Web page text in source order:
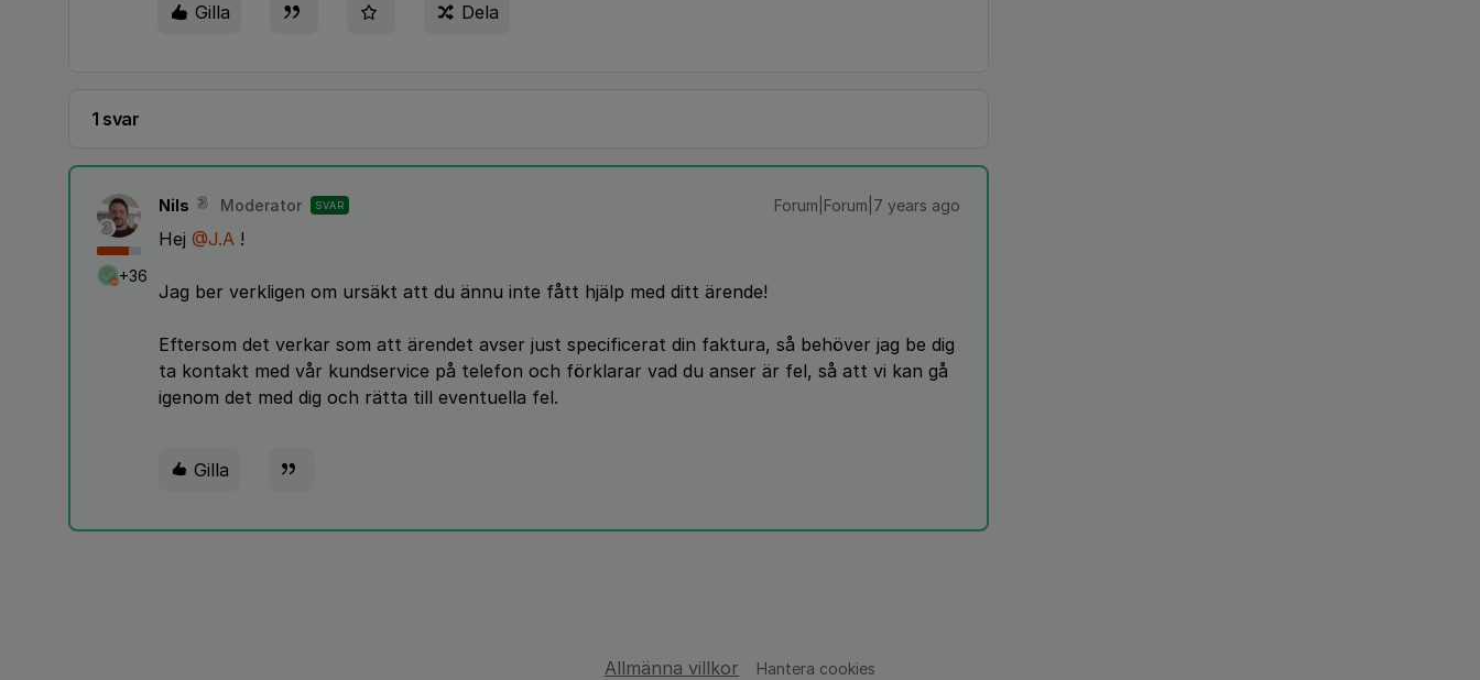
Gilla Dela
1 svar
+36
Nils Moderator SVAR Forum|Forum|7 years ago
Hej @J.A !
Jag ber verkligen om ursäkt att du ännu inte fått hjälp med ditt ärende!
Eftersom det verkar som att ärendet avser just specificerat din faktura, så behöver jag be dig
ta kontakt med vår kundservice på telefon och förklarar vad du anser är fel, så att vi kan gå
igenom det med dig och rätta till eventuella fel.
Gilla
Allmänna villkor Hantera cookies